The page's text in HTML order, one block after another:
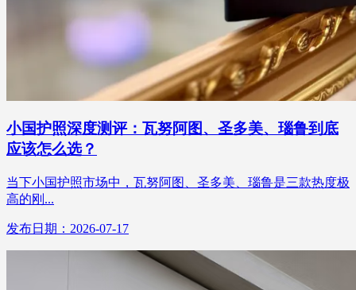
小国护照深度测评：瓦努阿图、圣多美、瑙鲁到底
应该怎么选？
当下小国护照市场中，瓦努阿图、圣多美、瑙鲁是三款热度极
高的刚...
发布日期：2026-07-17